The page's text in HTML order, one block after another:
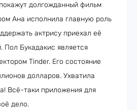
долгожданный фильм
Ана исполнила главную роль
актрису приехал её
Букадакис является
Tinder. Его состояние
долларов. Ухватила
Всё-таки приложения для
дело.